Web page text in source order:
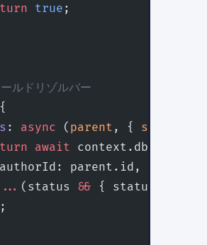
true ;
ルドリゾルバー
: async ( parent , { status
await context.db.posts.
parent.id,
(status && { status }),